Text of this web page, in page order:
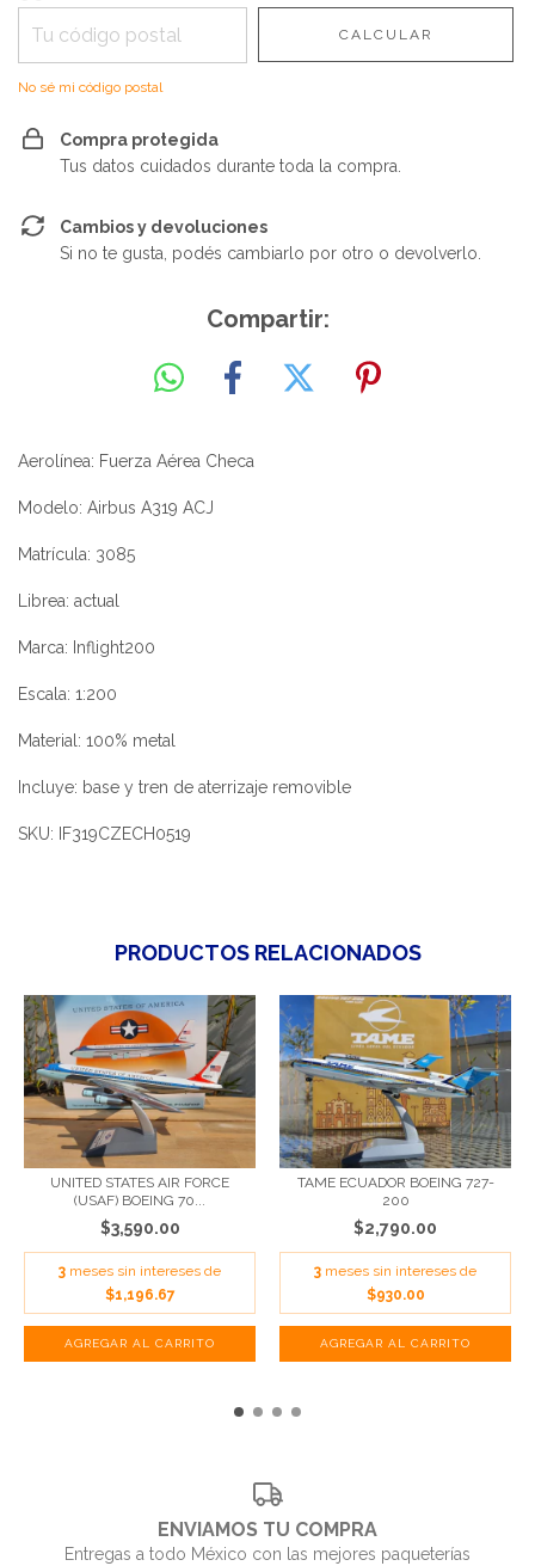
CALCULAR
No sé mi código postal
Compra protegida
Tus datos cuidados durante toda la compra.
Cambios y devoluciones
Si no te gusta, podés cambiarlo por otro o devolverlo.
Compartir:
Aerolínea: Fuerza Aérea Checa
Modelo: Airbus A319 ACJ
Matrícula: 3085
Librea: actual
Marca: Inflight200
Escala: 1:200
Material: 100% metal
Incluye: base y tren de aterrizaje removible
SKU: IF319CZECH0519
PRODUCTOS RELACIONADOS
UNITED STATES AIR FORCE
(USAF) BOEING 70...
$3,590.00
3 meses sin intereses de
$1,196.67
TAME ECUADOR BOEING 727-
200
$2,790.00
3 meses sin intereses de
$930.00
ENVIAMOS TU COMPRA
Entregas a todo México con las mejores paqueterías